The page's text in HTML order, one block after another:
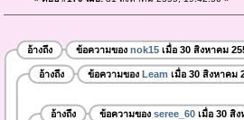
อ้างถึง ข้อความของ nok15เมื่อ 30 สิงหาคม
อ้างถึง ข้อความของ Leam เมื่อ 30 สิงหาคม
อ้างถึง ข้อความของ seree_60เมื่อ 30 สิง